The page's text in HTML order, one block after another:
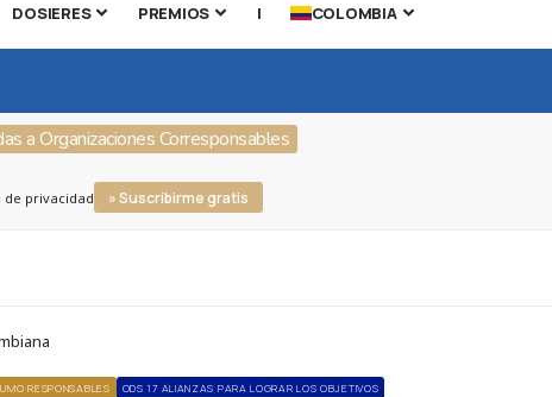
DOSIERES PREMIOS | COLOMBIA
a Organizaciones Corresponsables
de privacidad » Suscribirme gratis
RESPONSABLES ODS 17 ALIANZAS PARA LOGRAR LOS OBJETIVOS